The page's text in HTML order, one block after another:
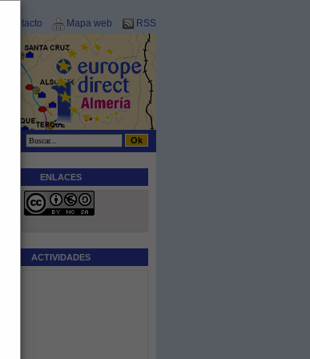
Contacto Mapa web RSS
ENLACES
ACTIVIDADES